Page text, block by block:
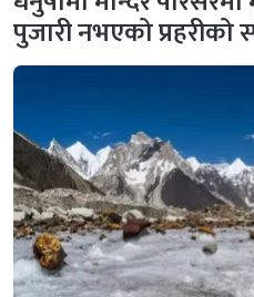
पुजारी नभएको प्रहरीको